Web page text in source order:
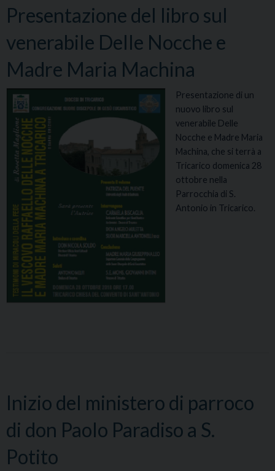
Presentazione del libro sul
venerabile Delle Nocche e
Madre Maria Machina
Presentazione di un
nuovo libro sul
venerabile Delle
Nocche e Madre Maria
Machina, che si terrà a
Tricarico domenica 28
ottobre nella
Parrocchia di S.
Antonio in Tricarico.
Inizio del ministero di parroco
di don Paolo Paradiso a S.
Potito